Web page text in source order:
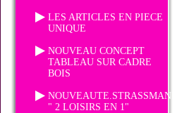
LES ARTICLES EN PIECE
UNIQUE
NOUVEAU CONCEPT
TABLEAU SUR CADRE
BOIS
NOUVEAUTE.STRASSMANIA
" 2 LOISIRS EN 1"